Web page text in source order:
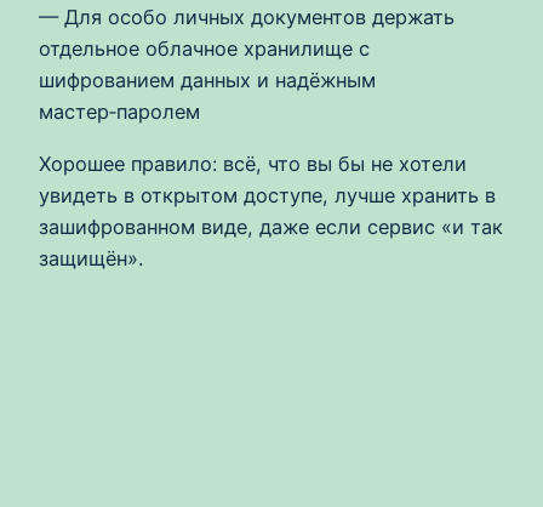
— Для особо личных документов держать
отдельное облачное хранилище с
шифрованием данных и надёжным
мастер‑паролем
Хорошее правило: всё, что вы бы не хотели
увидеть в открытом доступе, лучше хранить в
зашифрованном виде, даже если сервис «и так
защищён».